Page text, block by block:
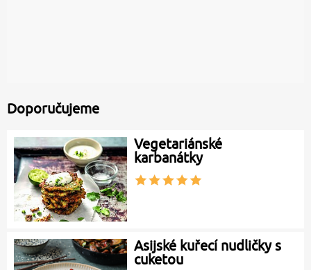
Doporučujeme
Vegetariánské
karbanátky
Asijské kuřecí nudličky s
cuketou